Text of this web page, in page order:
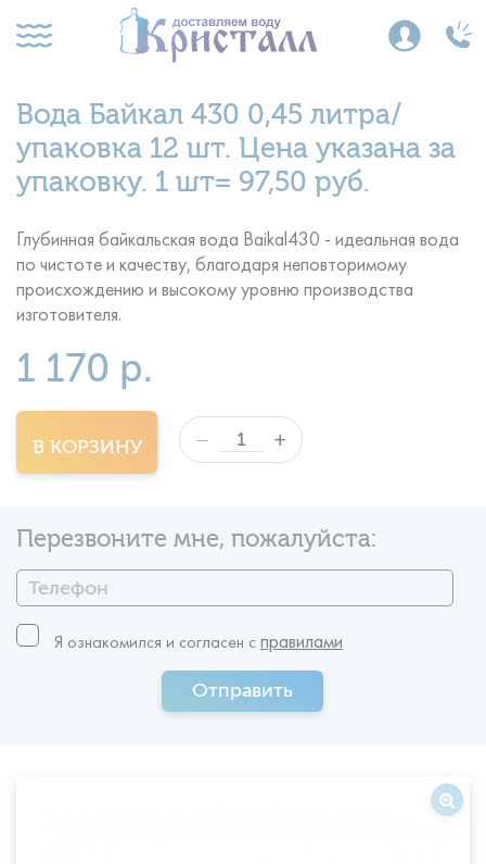
Вода Байкал 430 0,45 литра/
упаковка 12 шт. Цена указана за
упаковку. 1 шт= 97,50 руб.
Глубинная байкальская вода Baikal430 - идеальная вода
по чистоте и качеству, благодаря неповторимому
1 170 р.
В КОРЗИНУ — +
Перезвоните мне, пожалуйста:
Отправить
Я ознакомился и согласен c